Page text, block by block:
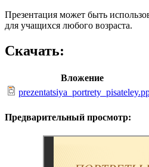
Презентация может быть
для учащихся любого возраста.
Скачать:
Вложение
Предварительный просмотр: